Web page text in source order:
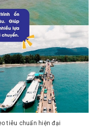
tiêu chuẩn hiện đại